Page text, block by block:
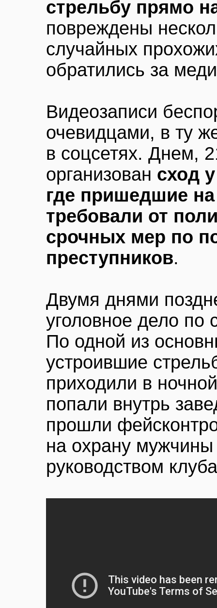
стрельбу прямо
повреждены
случайных
обратились за
Видеозаписи
очевидцами, в ту
в соцсетях. Днем,
организован сход
где пришедшие
требовали от
срочных мер по
преступников.
Двумя днями
уголовное дело по
По одной из
устроившие
приходили в
попали внутрь
прошли
на охрану
руководством